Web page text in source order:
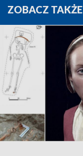
ZOBACZ TAKŻE